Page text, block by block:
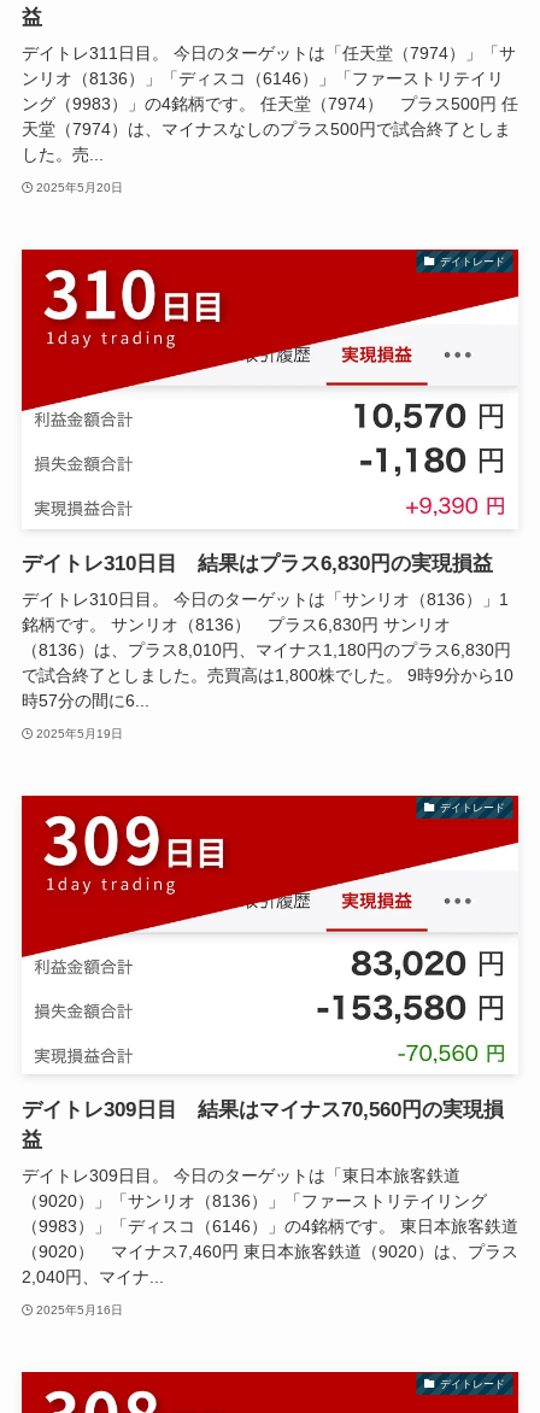
益
デイトレ311日目。 今日のターゲットは「任天堂（7974）」「サ
ンリオ（8136）」「ディスコ（6146）」「ファーストリテイリ
ング（9983）」の4銘柄です。 任天堂（7974） プラス500円 任
天堂（7974）は、マイナスなしのプラス500円で試合終了としま
した。売...
2025年5月20日
デイトレード
デイトレ310日目 結果はプラス6,830円の実現損益
デイトレ310日目。 今日のターゲットは「サンリオ（8136）」1
銘柄です。 サンリオ（8136） プラス6,830円 サンリオ
（8136）は、プラス8,010円、マイナス1,180円のプラス6,830円
で試合終了としました。売買高は1,800株でした。 9時9分から10
時57分の間に6...
2025年5月19日
デイトレード
デイトレ309日目 結果はマイナス70,560円の実現損
益
デイトレ309日目。 今日のターゲットは「東日本旅客鉄道
（9020）」「サンリオ（8136）」「ファーストリテイリング
（9983）」「ディスコ（6146）」の4銘柄です。 東日本旅客鉄道
（9020） マイナス7,460円 東日本旅客鉄道（9020）は、プラス
2,040円、マイナ...
2025年5月16日
デイトレード